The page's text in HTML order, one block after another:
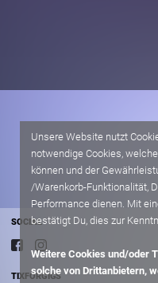
SOCIAL
TIXFORGIGS
Unsere Website nutzt
notwendige Cookies,
können und der
/Warenkorb-Funktionalität,
Performance dienen. Mit
bestätigt Du, dies zur
Weitere Cookies und/oder
solche von Drittanbietern,